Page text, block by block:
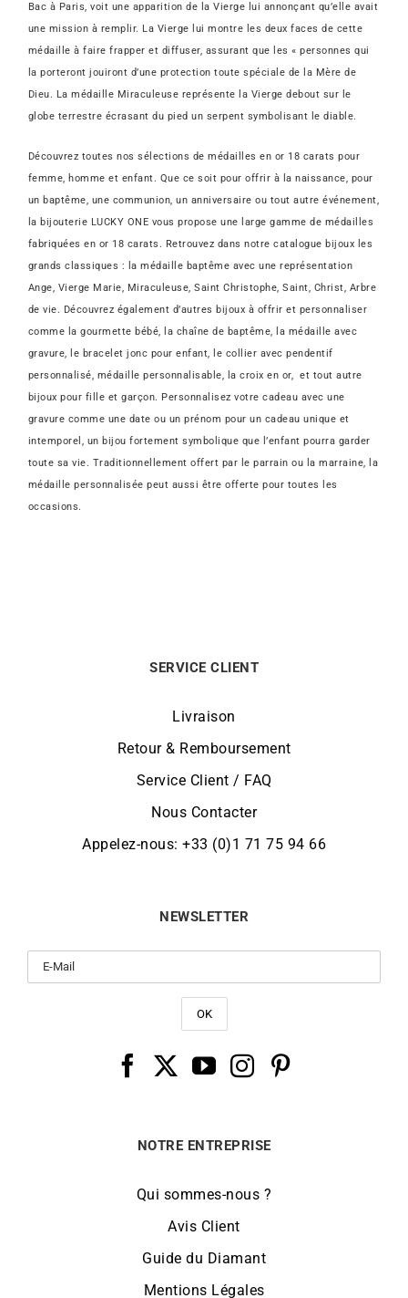
Bac à Paris, voit une apparition de la Vierge lui annonçant qu’elle avait
une mission à remplir. La Vierge lui montre les deux faces de cette
médaille à faire frapper et diffuser, assurant que les « personnes qui
la porteront jouiront d’une protection toute spéciale de la Mère de
Dieu. La médaille Miraculeuse représente la Vierge debout sur le
globe terrestre écrasant du pied un serpent symbolisant le diable.
Découvrez toutes nos sélections de médailles en or 18 carats pour
femme, homme et enfant. Que ce soit pour offrir à la naissance, pour
un baptême, une communion, un anniversaire ou tout autre événement,
la bijouterie LUCKY ONE vous propose une large gamme de médailles
fabriquées en or 18 carats. Retrouvez dans notre catalogue bijoux les
grands classiques : la médaille baptême avec une représentation
Ange, Vierge Marie, Miraculeuse, Saint Christophe, Saint, Christ, Arbre
de vie. Découvrez également d’autres bijoux à offrir et personnaliser
comme la gourmette bébé, la chaîne de baptême, la médaille avec
gravure, le bracelet jonc pour enfant, le collier avec pendentif
personnalisé, médaille personnalisable, la croix en or, et tout autre
bijoux pour fille et garçon. Personnalisez votre cadeau avec une
gravure comme une date ou un prénom pour un cadeau unique et
intemporel, un bijou fortement symbolique que l’enfant pourra garder
toute sa vie. Traditionnellement offert par le parrain ou la marraine, la
médaille personnalisée peut aussi être offerte pour toutes les
occasions.
SERVICE CLIENT
Livraison
Retour & Remboursement
Service Client / FAQ
Nous Contacter
Appelez-nous: +33 (0)1 71 75 94 66
NEWSLETTER
NOTRE ENTREPRISE
Qui sommes-nous ?
Avis Client
Guide du Diamant
Mentions Légales